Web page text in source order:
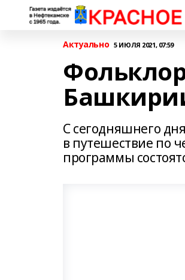
Актуально 5 ИЮЛЯ 2021, 07:59
С сегодняшнего
в путешествие по
программы